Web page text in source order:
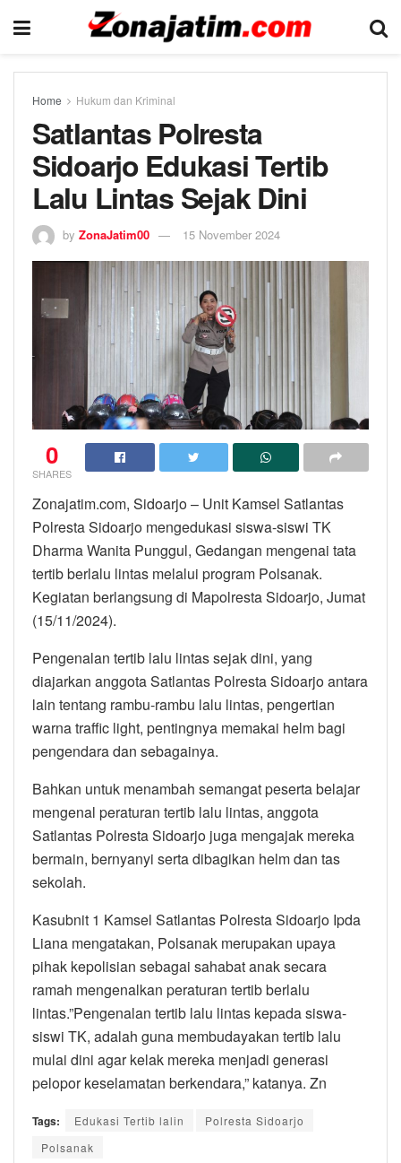
Home Hukum dan Kriminal
Satlantas Polresta
Sidoarjo Edukasi Tertib
Lalu Lintas Sejak Dini
by ZonaJatim00 15 November 2024
0
SHARES
Zonajatim.com, Sidoarjo – Unit Kamsel Satlantas
Polresta Sidoarjo mengedukasi siswa-siswi TK
Dharma Wanita Punggul, Gedangan mengenai tata
tertib berlalu lintas melalui program Polsanak.
Kegiatan berlangsung di Mapolresta Sidoarjo, Jumat
(15/11/2024).
Pengenalan tertib lalu lintas sejak dini, yang
diajarkan anggota Satlantas Polresta Sidoarjo antara
lain tentang rambu-rambu lalu lintas, pengertian
warna traffic light, pentingnya memakai helm bagi
pengendara dan sebagainya.
Bahkan untuk menambah semangat peserta belajar
mengenal peraturan tertib lalu lintas, anggota
Satlantas Polresta Sidoarjo juga mengajak mereka
bermain, bernyanyi serta dibagikan helm dan tas
sekolah.
Kasubnit 1 Kamsel Satlantas Polresta Sidoarjo Ipda
Liana mengatakan, Polsanak merupakan upaya
pihak kepolisian sebagai sahabat anak secara
ramah mengenalkan peraturan tertib berlalu
lintas.”Pengenalan tertib lalu lintas kepada siswa-
siswi TK, adalah guna membudayakan tertib lalu
mulai dini agar kelak mereka menjadi generasi
pelopor keselamatan berkendara,” katanya. Zn
Tags: Edukasi Tertib lalin
Polresta Sidoarjo
Polsanak